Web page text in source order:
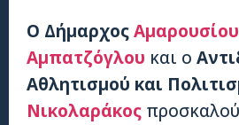
Ο ΔήμαρχοςΑμαρουσίου
Αμπατζόγλου και ο
Αθλητισμού και
Νικολαράκος